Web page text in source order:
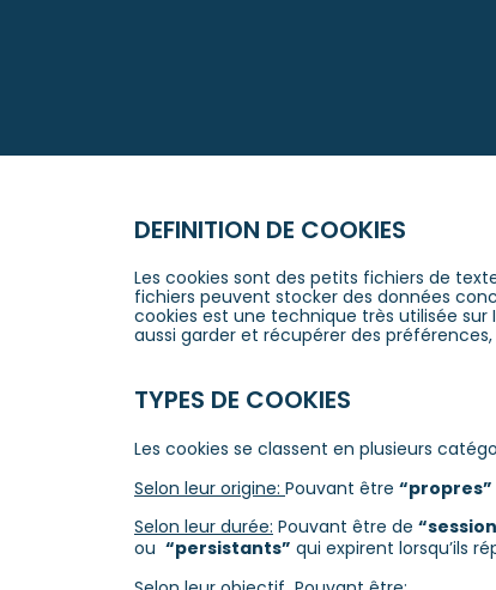
DEFINITION DE COOKIES
Les cookies sont des petits fichiers de
fichiers peuvent stocker des données
cookies est une technique très utilisée
aussi garder et récupérer des
TYPES DE COOKIES
Les cookies se classent en plusieurs
Selon leur origine: Pouvant être “propres”
Selon leur durée: Pouvant être de
ou “persistants” qui expirent lorsqu’ils